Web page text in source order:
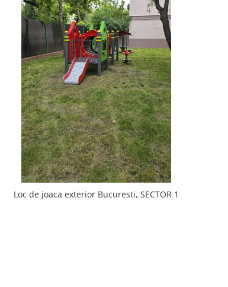
Loc de joaca exterior Bucuresti, SECTOR 1